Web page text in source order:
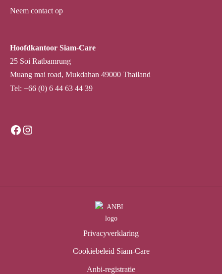
Neem contact op
Hoofdkantoor Siam-Care
25 Soi Ratbamrung
Muang mai road, Mukdahan 49000 Thailand
Tel: +66 (0) 6 44 63 44 39
Facebook
Privacyverklaring
Cookiebeleid Siam-Care
Anbi-registratie